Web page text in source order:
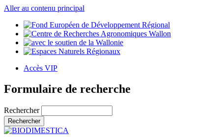
Aller au contenu principal
Accès VIP
Formulaire de recherche
Rechercher